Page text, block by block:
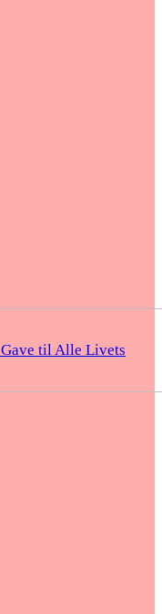
til Alle Livets